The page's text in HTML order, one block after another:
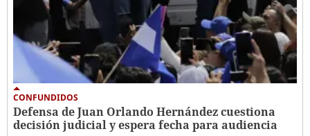
CONFUNDIDOS
Defensa de Juan Orlando Hernández cuestiona
decisión judicial y espera fecha para audiencia